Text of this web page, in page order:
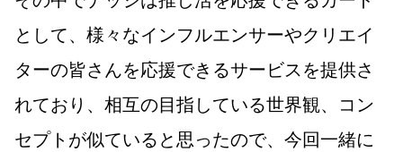
として、様々なインフルエンサーやクリエイ
ターの皆さんを応援できるサービスを提供さ
れており、相互の目指している世界観、コン
セプトが似ていると思ったので、今回一緒に